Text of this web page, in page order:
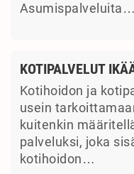
Asumispalveluita…
KOTIPALVELUT
Kotihoidon ja
usein
kuitenkin
palveluksi, joka
kotihoidon…